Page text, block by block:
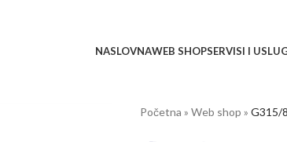
NASLOVNAWEB SHOPSERVISI I
Početna » Web shop » G315/